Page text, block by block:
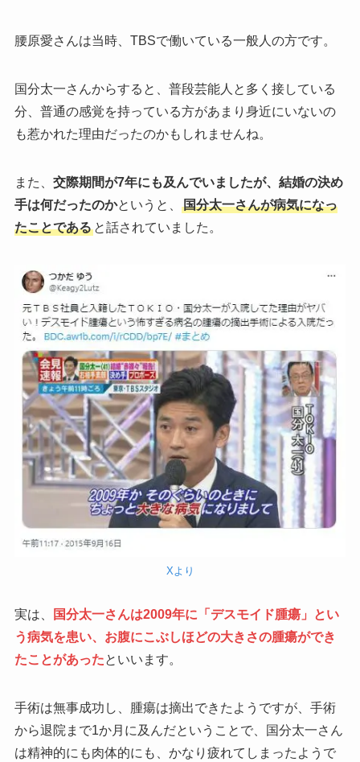
腰原愛さんは当時、TBSで働いている一般人の方です。
国分太一さんからすると、普段芸能人と多く接している
分、普通の感覚を持っている方があまり身近にいないの
も惹かれた理由だったのかもしれませんね。
また、 交際期間が7年にも及んでいましたが、結婚の決め
手は何だったのかというと、
国分太一さんが病気になっ
たことであると話されていました。
Xより
実は、
国分太一さんは2009年に「デスモイド腫瘍」とい
う病気を患い、お腹にこぶしほどの大きさの腫瘍ができ
たことがあったといいます。
手術は無事成功し、腫瘍は摘出できたようですが、手術
から退院まで1か月に及んだということで、国分太一さん
は精神的にも肉体的にも、かなり疲れてしまったようで